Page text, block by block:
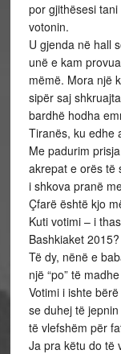
por gjithësesi
votonin.
U gjenda në hall
unë e kam
mëmë. Mora një
sipër saj
bardhë hodha
Tiranës, ku edhe
Me padurim
akrepat e orës të
i shkova pranë
Çfarë është kjo
Kuti votimi – i
Bashkiaket 2015?
Të dy, nënë e
një “po” të
Votimi i ishte
se duhej të
të vlefshëm për
Ja pra këtu do të